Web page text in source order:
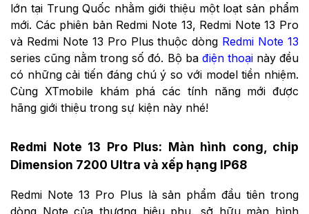
lớn tại Trung Quốc nhằm giới thiệu một loạt sản phẩm
mới. Các phiên bản Redmi Note 13, Redmi Note 13 Pro
và Redmi Note 13 Pro Plus thuộc dòng Redmi Note 13
series cũng nằm trong số đó. Bộ ba điện thoạinày đều
có những cải tiến đáng chú ý so với model tiền nhiệm.
Cùng XTmobile khám phá các tính năng mới được
hãng giới thiệu trong sự kiện này nhé!
Redmi Note 13 Pro Plus: Màn hình cong, chip
Dimension 7200 Ultra và xếp hạng IP68
Redmi Note 13 Pro Plus là sản phẩm đầu tiên trong
dòng Note của thương hiệu phụ, sở hữu màn hình